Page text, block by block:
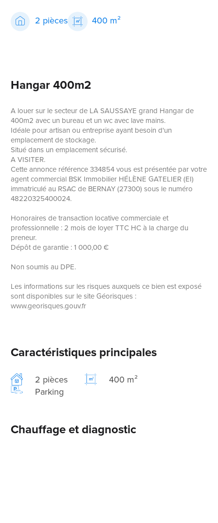
2 pièces 400 m²
Hangar 400m2
A louer sur le secteur de LA SAUSSAYE grand Hangar de
400m2 avec un bureau et un wc avec lave mains.
Idéale pour artisan ou entreprise ayant besoin d'un
emplacement de stockage.
Situé dans un emplacement sécurisé.
A VISITER.
Cette annonce référence 334854 vous est présentée par votre
agent commercial BSK Immobilier HÉLÈNE GATELIER (EI)
immatriculé au RSAC de BERNAY (27300) sous le numéro
48220325400024.
Honoraires de transaction locative commerciale et
professionnelle : 2 mois de loyer TTC HC à la charge du
preneur.
Dépôt de garantie : 1 000,00 €
Non soumis au DPE.
Les informations sur les risques auxquels ce bien est exposé
sont disponibles sur le site Géorisques :
www.georisques.gouv.fr
Caractéristiques principales
2 pièces
400 m²
Parking
Chauffage et diagnostic